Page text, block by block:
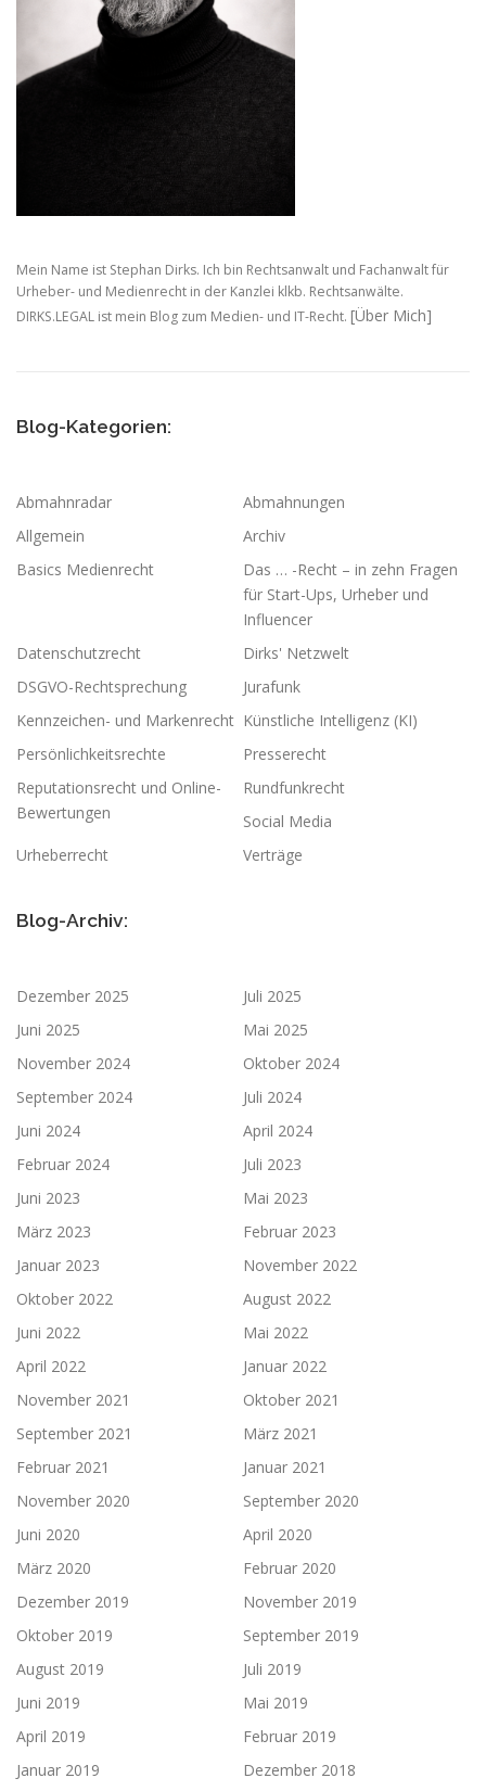
Mein Name ist Stephan Dirks. Ich bin Rechtsanwalt und Fachanwalt für
Urheber- und Medienrecht in der Kanzlei klkb. Rechtsanwälte.
DIRKS.LEGAL ist mein Blog zum Medien- und IT-Recht. [Über Mich]
Blog-Kategorien:
Abmahnradar
Abmahnungen
Allgemein
Archiv
Basics Medienrecht
Das … -Recht – in zehn Fragen
für Start-Ups, Urheber und
Influencer
Datenschutzrecht
Dirks' Netzwelt
DSGVO-Rechtsprechung
Jurafunk
Kennzeichen- und Markenrecht Künstliche Intelligenz (KI)
Persönlichkeitsrechte
Presserecht
Reputationsrecht und Online-
Bewertungen
Rundfunkrecht
Social Media
Urheberrecht
Verträge
Blog-Archiv:
Dezember 2025
Juli 2025
Juni 2025
Mai 2025
November 2024
Oktober 2024
September 2024
Juli 2024
Juni 2024
April 2024
Februar 2024
Juli 2023
Juni 2023
Mai 2023
März 2023
Februar 2023
Januar 2023
November 2022
Oktober 2022
August 2022
Juni 2022
Mai 2022
April 2022
Januar 2022
November 2021
Oktober 2021
September 2021
März 2021
Februar 2021
Januar 2021
November 2020
September 2020
Juni 2020
April 2020
März 2020
Februar 2020
Dezember 2019
November 2019
Oktober 2019
September 2019
August 2019
Juli 2019
Juni 2019
Mai 2019
April 2019
Februar 2019
Januar 2019
Dezember 2018